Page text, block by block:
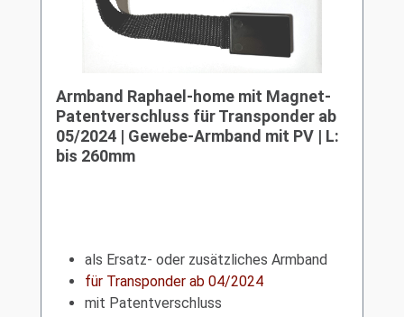
Armband Raphael-home mit Magnet-
Patentverschluss für Transponder ab
05/2024 | Gewebe-Armband mit PV | L:
bis 260mm
als Ersatz- oder zusätzliches Armband
für Transponder ab 04/2024
mit Patentverschluss